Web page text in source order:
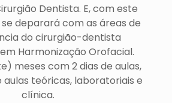
Dentista. E, com este
deparará com as áreas de
do cirurgião-dentista
Harmonização Orofacial.
meses com 2 dias de aulas,
aulas teóricas, laboratoriais e
clínica.